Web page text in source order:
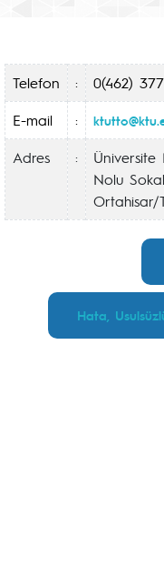
Telefon :
0(462)
E-mail
:
Adres :
Üniversite
Nolu
Ortahisar/
Hata,